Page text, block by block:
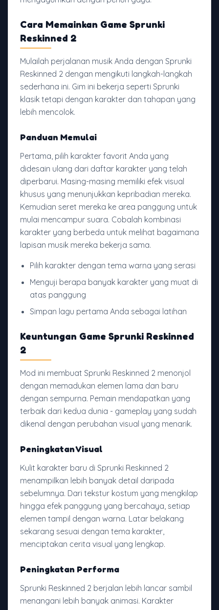
Cara Memainkan Game Sprunki
Reskinned 2
Mulailah perjalanan musik Anda dengan Sprunki
Reskinned 2 dengan mengikuti langkah-langkah
sederhana ini. Gim ini bekerja seperti Sprunki
klasik tetapi dengan karakter dan tahapan yang
lebih mencolok.
Panduan Memulai
Pertama, pilih karakter favorit Anda yang
didesain ulang dari daftar karakter yang telah
diperbarui. Masing-masing memiliki efek visual
khusus yang menunjukkan kepribadian mereka.
Kemudian seret mereka ke area panggung untuk
mulai mencampur suara. Cobalah kombinasi
karakter yang berbeda untuk melihat bagaimana
lapisan musik mereka bekerja sama.
Pilih karakter dengan tema warna yang serasi
Menguji berapa banyak karakter yang muat di
atas panggung
Simpan lagu pertama Anda sebagai latihan
Keuntungan Game Sprunki Reskinned
2
Mod ini membuat Sprunki Reskinned 2 menonjol
dengan memadukan elemen lama dan baru
dengan sempurna. Pemain mendapatkan yang
terbaik dari kedua dunia - gameplay yang sudah
dikenal dengan perubahan visual yang menarik.
Peningkatan Visual
Kulit karakter baru di Sprunki Reskinned 2
menampilkan lebih banyak detail daripada
sebelumnya. Dari tekstur kostum yang mengkilap
hingga efek panggung yang bercahaya, setiap
elemen tampil dengan warna. Latar belakang
sekarang sesuai dengan tema karakter,
menciptakan cerita visual yang lengkap.
Peningkatan Performa
Sprunki Reskinned 2 berjalan lebih lancar sambil
menangani lebih banyak animasi. Karakter